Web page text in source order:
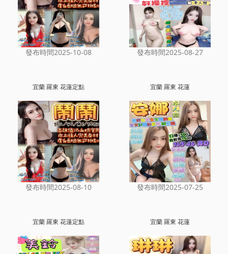
發布時間2025-10-08 發布時間2025-08-27
宜蘭 羅東 花蓮定點
發布時間2025-08-10
宜蘭 羅東 花蓮
發布時間2025-07-25
宜蘭 羅東 花蓮定點 宜蘭 羅東 花蓮